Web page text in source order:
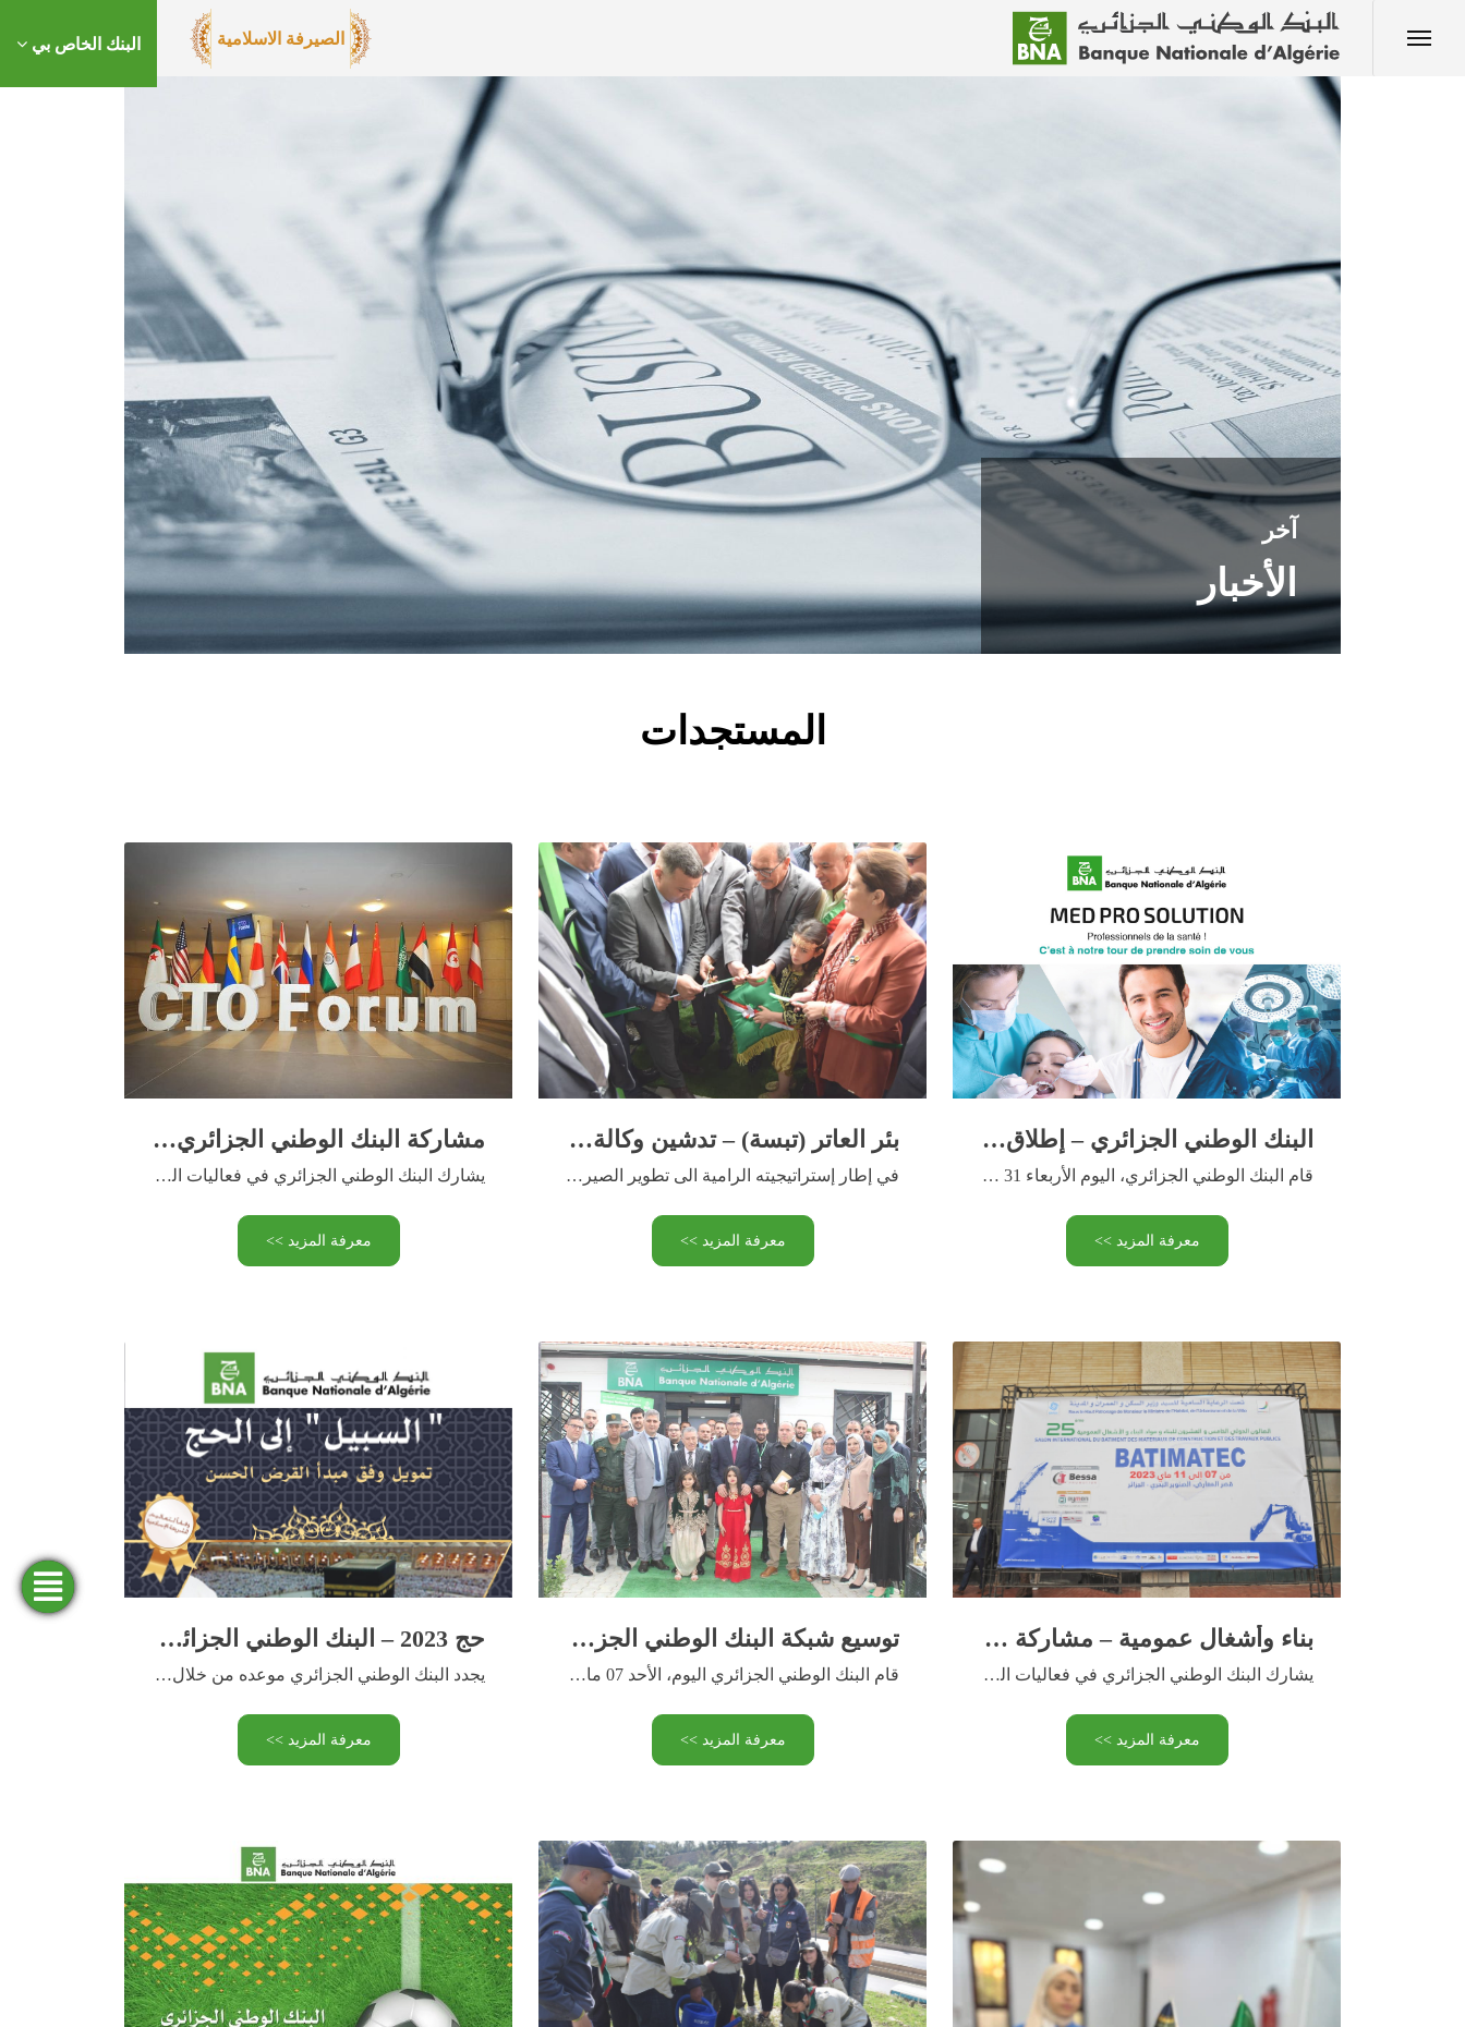
الصيرفة الاسلامية البنك الخاص بي
آخر
الأخبار
المستجدات
البنك الوطني الجزائري – إطلاق قرض « Med Pro Solution »
قام البنك الوطني الجزائري، اليوم الأربعاء 31 ماي 2023، بإطلاق …
معرفة المزيد >>
بئر العاتر (تبسة) – تدشين وكالة مخصصة للصيرفة الإسلامية وفضاء رقمي جديد
في إطار إستراتيجيته الرامية الى تطوير الصيرفة الإسلامية وتوسيع شبكته …
معرفة المزيد >>
مشاركة البنك الوطني الجزائري في منتدى CTO Forum Algeria
يشارك البنك الوطني الجزائري في فعاليات الطبعة الأولى لمنتدى CTO …
معرفة المزيد >>
بناء وأشغال عمومية – مشاركة البنك الوطني الجزائري في معرض “باتيماتيك 2023”
يشارك البنك الوطني الجزائري في فعاليات الطبعة الخامسة والعشرين (25) …
معرفة المزيد >>
توسيع شبكة البنك الوطني الجزائري – افتتاح وكالة عين أزال وتحويل وكالتي البيض وأدرار
قام البنك الوطني الجزائري اليوم، الأحد 07 ماي 2023، بافتتاح …
معرفة المزيد >>
حج 2023 – البنك الوطني الجزائري يقترح لزبائنه صيغة تمويل الحج “السبيل”
يجدد البنك الوطني الجزائري موعده من خلال طرحه لصيغة تمويل …
معرفة المزيد >>
ابحث
عن
طلب
تمويل
المحاكاة
فتح
حساب